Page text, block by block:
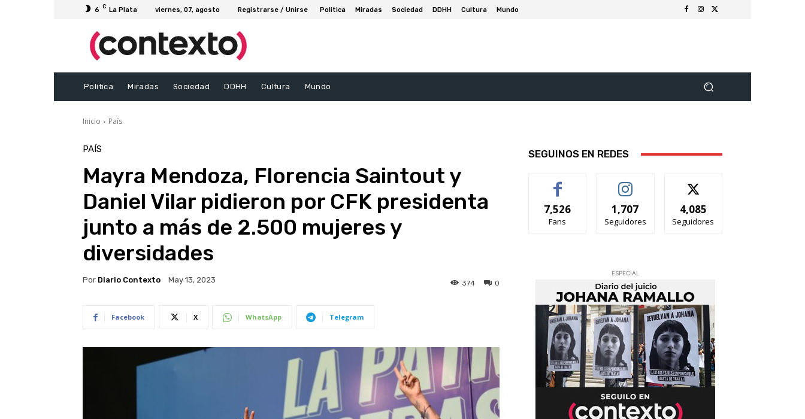
6 C La Plata viernes, 07, agosto Registrarse / Unirse Politica Miradas Sociedad DDHH Cultura Mundo
Politica Miradas Sociedad DDHH Cultura Mundo
Inicio País
PAÍS
Mayra Mendoza, Florencia Saintout y
Daniel Vilar pidieron por CFK presidenta
junto a más de 2.500 mujeres y
diversidades
Por Diario Contexto May 13, 2023 0
374
Facebook X WhatsApp Telegram
SEGUINOS EN REDES
7,526
Fans
1,707
Seguidores
4,085
Seguidores
ESPECIAL